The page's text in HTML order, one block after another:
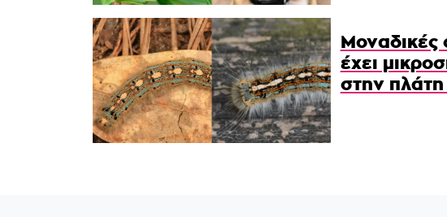
Μοναδικές
έχει
στην πλάτη